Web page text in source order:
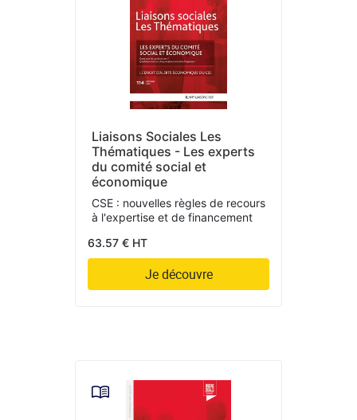
Liaisons Sociales Les
Thématiques - Les experts
du comité social et
économique
CSE : nouvelles règles de recours
à l'expertise et de financement
63.57 € HT
Je découvre